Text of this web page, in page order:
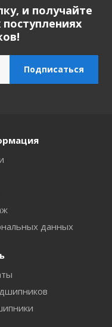
и получайте
данных